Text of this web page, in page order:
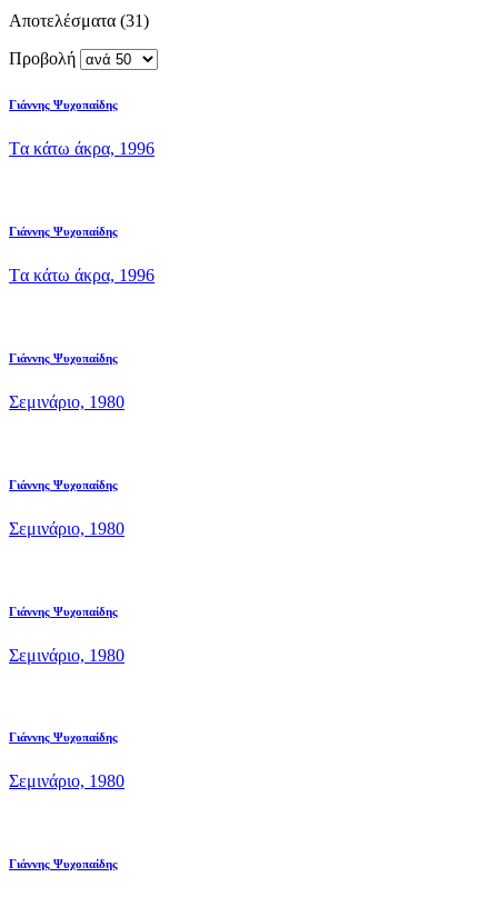
Αποτελέσματα (31)
Προβολή
Γιάννης Ψυχοπαίδης
Tα κάτω άκρα, 1996
Γιάννης Ψυχοπαίδης
Tα κάτω άκρα, 1996
Γιάννης Ψυχοπαίδης
Σεμινάριο, 1980
Γιάννης Ψυχοπαίδης
Σεμινάριο, 1980
Γιάννης Ψυχοπαίδης
Σεμινάριο, 1980
Γιάννης Ψυχοπαίδης
Σεμινάριο, 1980
Γιάννης Ψυχοπαίδης